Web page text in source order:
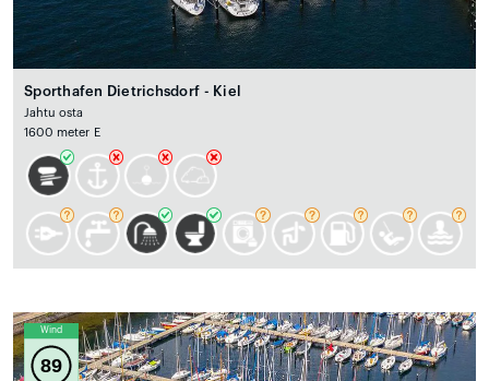
Sporthafen Dietrichsdorf - Kiel
Jahtu osta
1600 meter E
Wind
89